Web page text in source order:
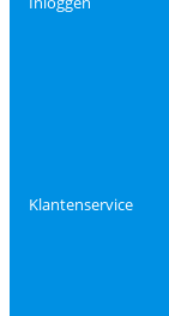
Klantenservice